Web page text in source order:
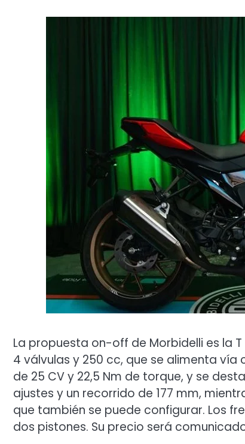
La propuesta on-off de Morbidelli es la
4 válvulas y 250 cc, que se alimenta
de 25 CV y 22,5 Nm de torque, y se
ajustes y un recorrido de 177 mm,
que también se puede configurar. Los
dos pistones. Su precio será